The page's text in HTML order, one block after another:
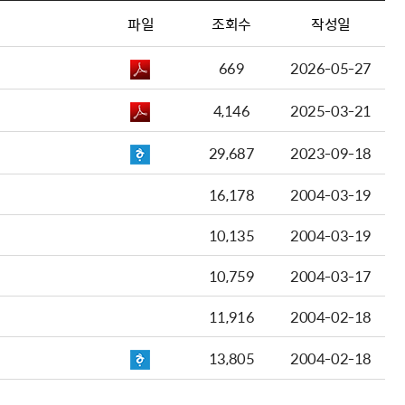
파일 조회수 작성일
669
2026-05-27
4,146
2025-03-21
29,687
2023-09-18
16,178
2004-03-19
10,135
2004-03-19
10,759
2004-03-17
11,916
2004-02-18
13,805
2004-02-18